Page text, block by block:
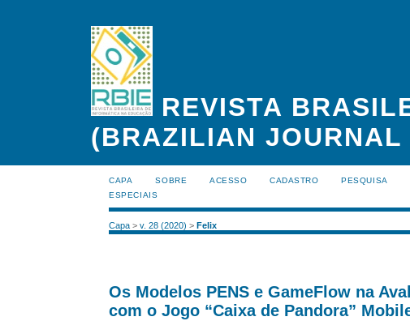
REVISTA
(BRAZILIAN JOURNAL
CAPA SOBRE ACESSO CADASTRO PESQUISA
ESPECIAIS
Capa >v. 28 (2020) >Felix
Os Modelos PENS e GameFlow na
com o Jogo “Caixa de Pandora”